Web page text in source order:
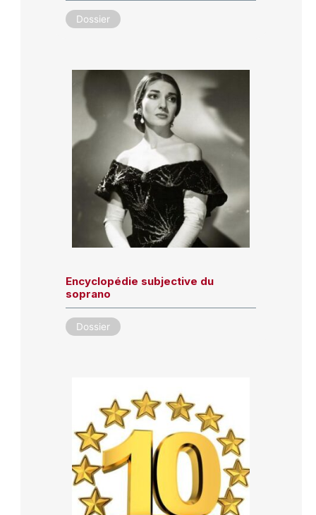
Dossier
Encyclopédie subjective du
soprano
Dossier